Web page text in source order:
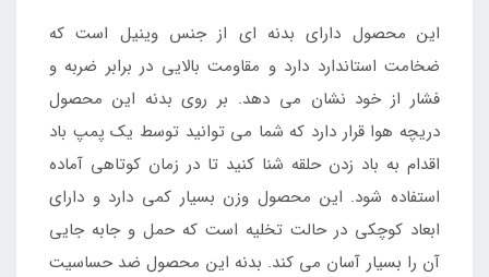
این محصول دارای بدنه ای از جنس وینیل است که
ضخامت استاندارد دارد و مقاومت بالایی در برابر ضربه و
فشار از خود نشان می دهد. بر روی بدنه این محصول
دریچه هوا قرار دارد که شما می توانید توسط یک پمپ باد
اقدام به باد زدن حلقه شنا کنید تا در زمان کوتاهی آماده
استفاده شود. این محصول وزن بسیار کمی دارد و دارای
ابعاد کوچکی در حالت تخلیه است که حمل و جابه جایی
آن را بسیار آسان می کند. بدنه این محصول ضد حساسیت